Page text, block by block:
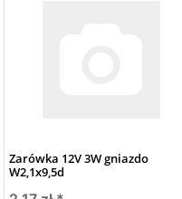
Zarówka 12V 3W gniazdo
W2,1x9,5d